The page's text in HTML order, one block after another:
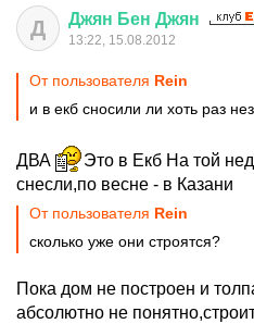
Д Джян Бен Джян
13:22, 15.08.2012
От пользователя Rеin
и в екб сносили ли хоть раз
ДВА
Это в Екб На той
снесли,по весне - в Казани
От пользователя Rеin
сколько уже они строятся?
Пока дом не построен и
абсолютно не